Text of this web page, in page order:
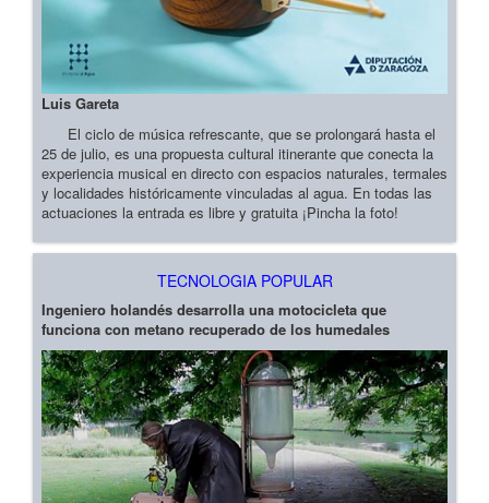
Luis Gareta
El ciclo de música refrescante, que se prolongará hasta el
25 de julio, es una propuesta cultural itinerante que conecta la
experiencia musical en directo con espacios naturales, termales
y localidades históricamente vinculadas al agua. En todas las
actuaciones la entrada es libre y gratuita ¡Pincha la foto!
TECNOLOGIA POPULAR
Ingeniero holandés desarrolla una motocicleta que
funciona con metano recuperado de los humedales